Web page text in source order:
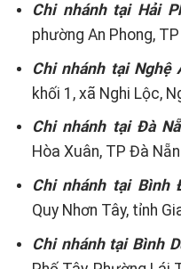
Chi nhánh tại Hải
phường An Phong,
Chi nhánh tại Nghệ
khối 1, xã Nghi Lộc,
Chi nhánh tại Đà
Hòa Xuân, TP Đà
Chi nhánh tại Bình
Quy Nhơn Tây, tỉnh
Chi nhánh tại Bình